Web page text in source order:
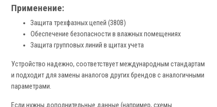
Применение:
Защита трехфазных цепей (380В)
Обеспечение безопасности в влажных помещениях
Защита групповых линий в щитах учета
Устройство надежно, соответствует международным стандартам
и подходит для замены аналогов других брендов с аналогичными
параметрами.
Если нужны дополнительные данные (например, схемы